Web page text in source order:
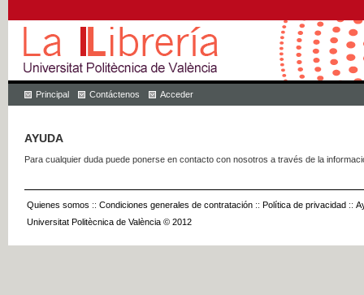
Principal Contáctenos Acceder
AYUDA
Para cualquier duda puede ponerse en contacto con nosotros a través de la
Quienes somos :: Condiciones generales de contratación :: Política de privacidad ::
Universitat Politècnica de València © 2012